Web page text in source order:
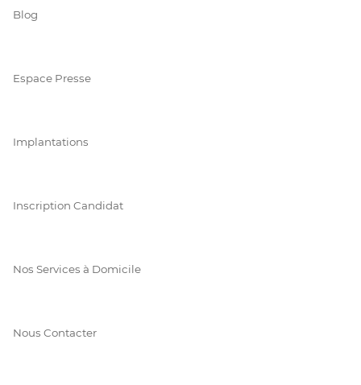
Blog
Espace Presse
Implantations
Inscription Candidat
Nos Services à Domicile
Nous Contacter